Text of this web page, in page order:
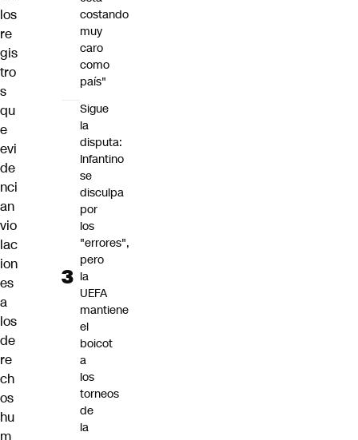
los
re
gis
tro
s
qu
e
evi
de
nci
an
vio
lac
ion
es
a
los
de
re
ch
os
hu
m
costando
muy
caro
como
país"
Sigue
la
disputa:
Infantino
se
disculpa
por
los
"errores",
pero
la
UEFA
mantiene
el
boicot
a
los
torneos
de
la